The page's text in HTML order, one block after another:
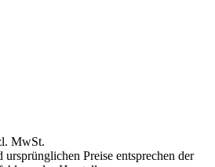
MwSt.
Preise entsprechen der